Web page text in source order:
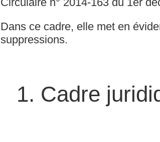
Dans ce cadre, elle met en
suppressions.
1. Cadre